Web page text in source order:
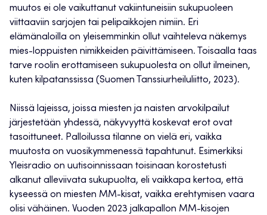
muutos ei ole vaikuttanut vakiintuneisiin sukupuoleen
viittaaviin sarjojen tai pelipaikkojen nimiin. Eri
elämänaloilla on yleisemminkin ollut vaihteleva näkemys
mies-loppuisten nimikkeiden päivittämiseen. Toisaalla taas
tarve roolin erottamiseen sukupuolesta on ollut ilmeinen,
kuten kilpatanssissa (Suomen Tanssiurheiluliitto, 2023).
Niissä lajeissa, joissa miesten ja naisten arvokilpailut
järjestetään yhdessä, näkyvyyttä koskevat erot ovat
tasoittuneet. Palloilussa tilanne on vielä eri, vaikka
muutosta on vuosikymmenessä tapahtunut. Esimerkiksi
Yleisradio on uutisoinnissaan toisinaan korostetusti
alkanut alleviivata sukupuolta, eli vaikkapa kertoa, että
kyseessä on miesten MM-kisat, vaikka erehtymisen vaara
olisi vähäinen. Vuoden 2023 jalkapallon MM-kisojen